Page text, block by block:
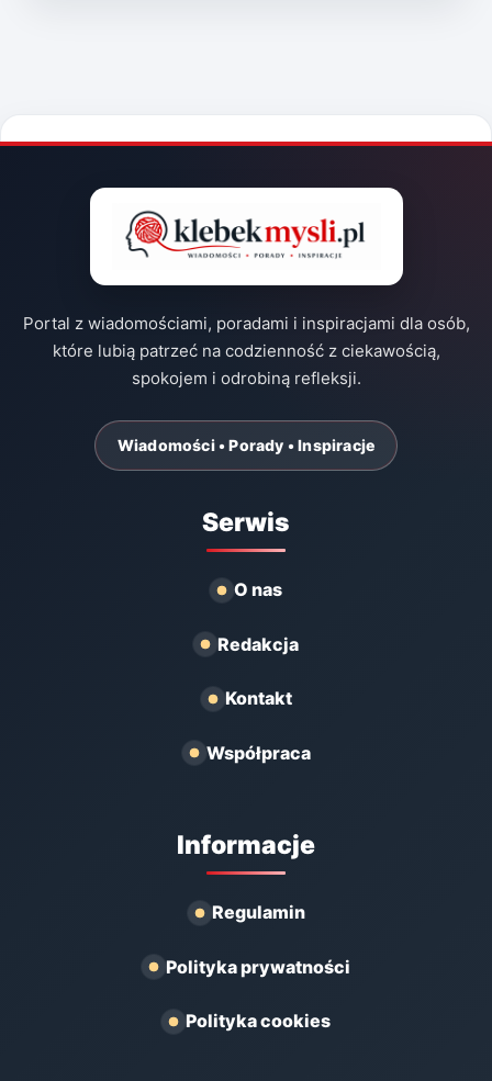
Portal z wiadomościami, poradami i inspiracjami dla osób,
które lubią patrzeć na codzienność z ciekawością,
spokojem i odrobiną refleksji.
Wiadomości • Porady • Inspiracje
Serwis
O nas
Redakcja
Kontakt
Współpraca
Informacje
Regulamin
Polityka prywatności
Polityka cookies